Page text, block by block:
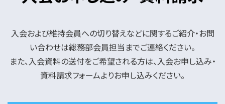
入会および維持会員への切り替えなどに関するご紹介・お問
い合わせは総務部会員担当までご連絡ください。
また、入会資料の送付をご希望される方は、入会お申し込み・
資料請求フォームよりお申し込みください。